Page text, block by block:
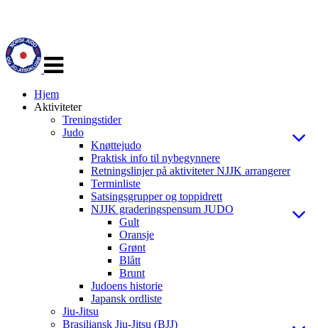
navigasjon
Hjem
Aktiviteter
Treningstider
Judo
Knøttejudo
Praktisk info til nybegynnere
Retningslinjer på aktiviteter NJJK arrangerer
Terminliste
Satsingsgrupper og toppidrett
NJJK graderingspensum JUDO
Gult
Oransje
Grønt
Blått
Brunt
Judoens historie
Japansk ordliste
Jiu-Jitsu
Brasiliansk Jiu-Jitsu (BJJ)